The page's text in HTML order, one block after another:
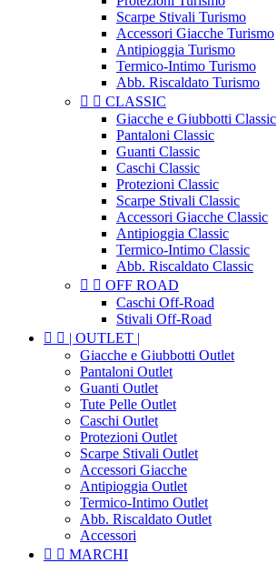
Scarpe Stivali Turismo
Accessori Giacche Turismo
Antipioggia Turismo
Termico-Intimo Turismo
Abb. Riscaldato Turismo
  CLASSIC
Giacche e Giubbotti Classic
Pantaloni Classic
Guanti Classic
Caschi Classic
Protezioni Classic
Scarpe Stivali Classic
Accessori Giacche Classic
Antipioggia Classic
Termico-Intimo Classic
Abb. Riscaldato Classic
  OFF ROAD
Caschi Off-Road
Stivali Off-Road
  | OUTLET |
Giacche e Giubbotti Outlet
Pantaloni Outlet
Guanti Outlet
Tute Pelle Outlet
Caschi Outlet
Protezioni Outlet
Scarpe Stivali Outlet
Accessori Giacche
Antipioggia Outlet
Termico-Intimo Outlet
Abb. Riscaldato Outlet
Accessori
  MARCHI